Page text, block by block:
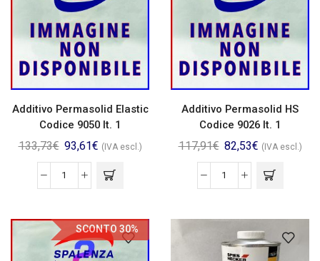
Additivo Permasolid Elastic
Codice 9050 lt. 1
133,73€ 93,61€ (IVA escl.)
Additivo Permasolid HS
Codice 9026 lt. 1
117,91€ 82,53€ (IVA escl.)
SCONTO 30%